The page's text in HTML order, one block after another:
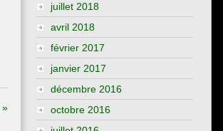
»
juillet 2018
avril 2018
février 2017
janvier 2017
décembre 2016
octobre 2016